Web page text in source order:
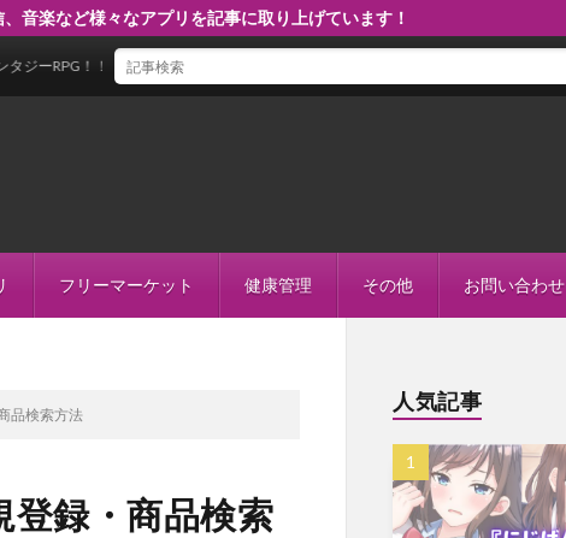
音楽など様々なアプリを記事に取り上げています！
フリーマーケット 健康管理 その他 お問い合わせ
！
品検索方法
録・商品検索
人気記事